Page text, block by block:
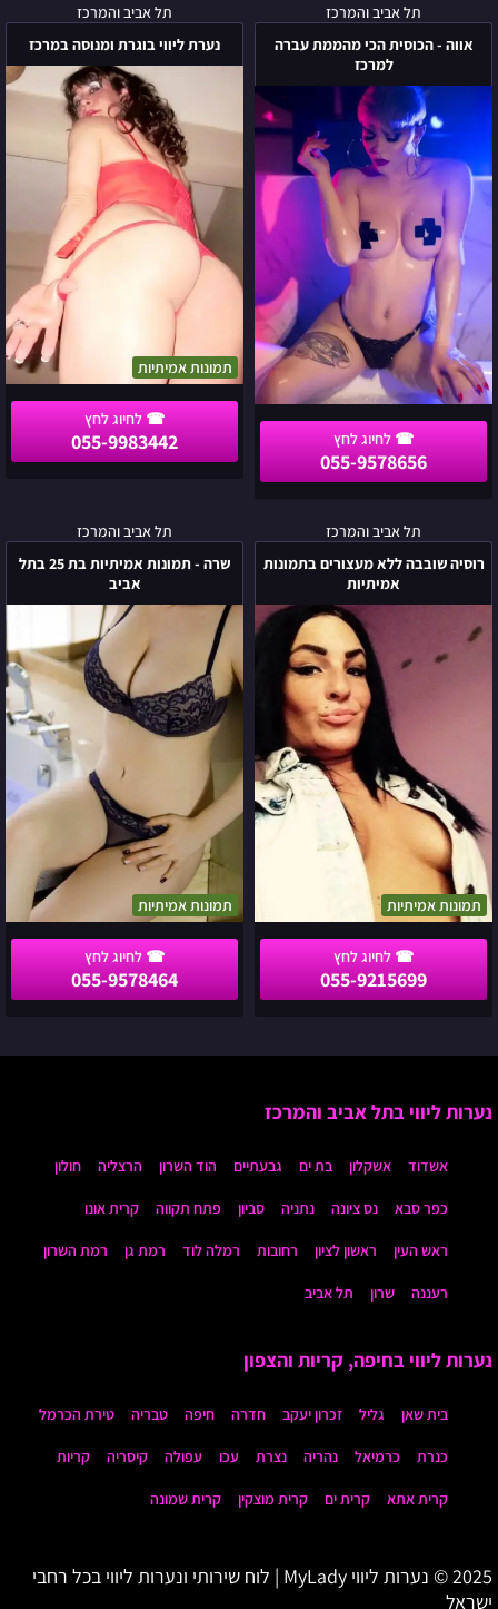
תל אביב והמרכז
אווה - הכוסית הכי מהממת עברה
למרכז
055-9578656
אווה
-
הכוסית
הכי
מהממת
עברה
למרכז
תל אביב והמרכז
נערת ליווי בוגרת ומנוסה במרכז
תמונות אמיתיות
055-9983442
נערת
ליווי
בוגרת
ומנוסה
במרכז
תל אביב והמרכז
רוסיה שובבה ללא מעצורים בתמונות
אמיתיות
תמונות אמיתיות
055-9215699
רוסיה
שובבה
ללא
מעצורים
בתמונות
אמיתיות
תל אביב והמרכז
שרה - תמונות אמיתיות בת 25 בתל
אביב
תמונות אמיתיות
055-9578464
שרה
-
תמונות
אמיתיות
בת
בתל
אביב
נערות ליווי בתל אביב והמרכז
אשדוד אשקלון בת ים גבעתיים הוד השרון הרצליה חולון
כפר סבא נס ציונה נתניה סביון פתח תקווה קרית אונו
ראש העין ראשון לציון רחובות רמלה לוד רמת גן רמת השרון
רעננה שרון תל אביב
נערות ליווי בחיפה, קריות והצפון
בית שאן גליל זכרון יעקב חדרה חיפה טבריה טירת הכרמל
כנרת כרמיאל נהריה נצרת עכו עפולה קיסריה קריות
קרית אתא קרית ים קרית מוצקין קרית שמונה
2025 © נערות ליווי MyLady | לוח שירותי ונערות ליווי בכל רחבי
ישראל